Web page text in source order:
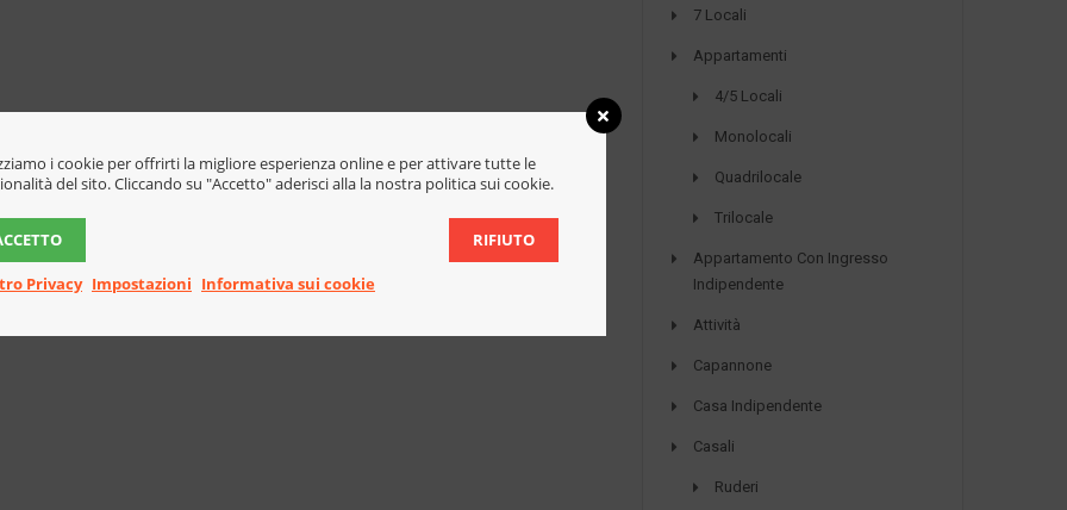
7 Locali
Appartamenti
4/5 Locali
Monolocali
Quadrilocale
Trilocale
Appartamento Con Ingresso
Indipendente
Attività
Capannone
Casa Indipendente
Casali
Ruderi
i cookie per offrirti la migliore esperienza online e per attivare tutte le
del sito. Cliccando su "Accetto" aderisci alla la nostra politica sui cookie.
RIFIUTO
Privacy Impostazioni Informativa sui cookie